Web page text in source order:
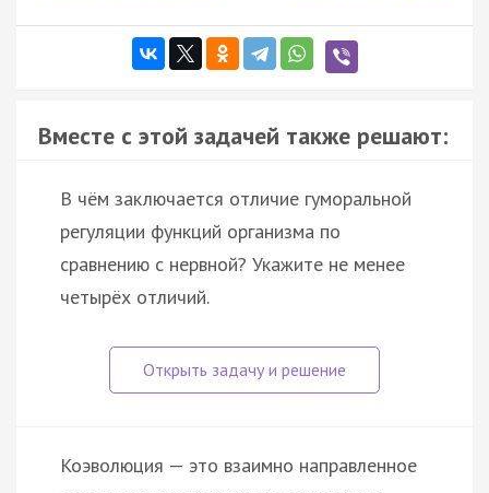
Вместе с этой задачей также решают:
В чём заключается отличие гуморальной
регуляции функций организма по
сравнению с нервной? Укажите не менее
четырёх отличий.
Коэволюция — это взаимно направленное